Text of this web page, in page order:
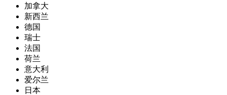
加拿大
新西兰
德国
瑞士
法国
荷兰
意大利
爱尔兰
日本